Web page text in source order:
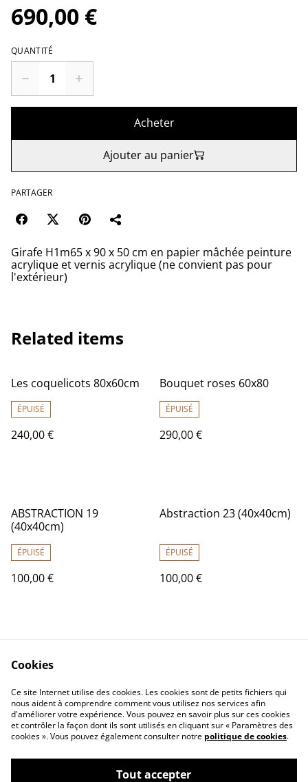
690,00 €
QUANTITÉ
Acheter
Ajouter au panier
PARTAGER
Girafe H1m65 x 90 x 50 cm en papier mâchée peinture
acrylique et vernis acrylique (ne convient pas pour
l'extérieur)
Related items
Les coquelicots 80x60cm
ÉPUISÉ
240,00 €
Bouquet roses 60x80
ÉPUISÉ
290,00 €
ABSTRACTION 19
(40x40cm)
ÉPUISÉ
100,00 €
Abstraction 23 (40x40cm)
ÉPUISÉ
100,00 €
Contactez-nous
Conditions
Politique de
confidentialité
Politique de cookies
Cookies
Ce site Internet utilise des cookies. Les cookies sont de petits fichiers qui
nous aident à comprendre comment vous utilisez nos services afin
d'améliorer votre expérience. Vous pouvez en savoir plus sur ces cookies
et contrôler la façon dont ils sont utilisés en cliquant sur « Paramètres des
cookies ». Vous pouvez également consulter notre politique de cookies.
Tout accepter